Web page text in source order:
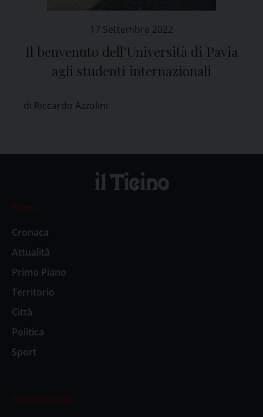
17 Settembre 2022
Il benvenuto dell’Università di Pavia
agli studenti internazionali
di Riccardo Azzolini
News
Cronaca
Attualità
Primo Piano
Territorio
Città
Politica
Sport
Il settimanale